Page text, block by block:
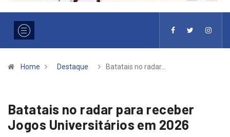
Home Destaque Batatais no radar…
Batatais no radar para receber
Jogos Universitários em 2026